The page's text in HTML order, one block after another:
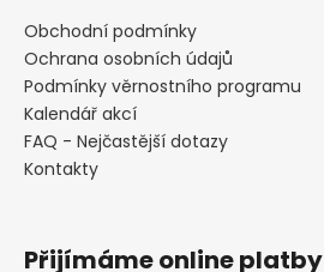
Obchodní podmínky
Ochrana osobních údajů
Podmínky věrnostního programu
Kalendář akcí
FAQ - Nejčastější dotazy
Kontakty
Přijímáme online platby